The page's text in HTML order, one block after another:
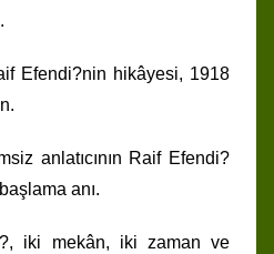
Efendi?nin hikâyesi, 1918
anlatıcının Raif Efendi?
anı.
iki mekân, iki zaman ve